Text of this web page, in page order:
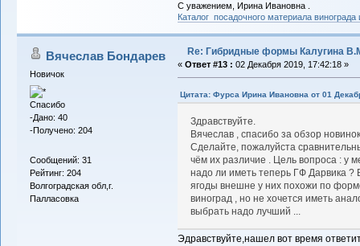
С уважением, Ирина Ивановна .
Каталог посадочного материала
Вячеслав Бондарев
Новичок
Спасибо
-Дано: 40
-Получено: 204
Сообщений: 31
Рейтинг: 204
Волгоградская обл,г.
Палласовка
Re: Гибридные формы Калугина
« Ответ #13 : 02 Декабря 2019, 17:42:18 »
Цитата: Фурса Ирина Ивановна от 01
Здравствуйте.
Вячеслав , спасибо за обзор
Сделайте, пожалуйста
чём их различие . Цель вопроса : у
надо ли иметь теперь ГФ Дарвика
ягоды внешне у них похожи по
виноград , но не хочется иметь
выбрать надо лучший ...
Эдравствуйте,нашел вот время